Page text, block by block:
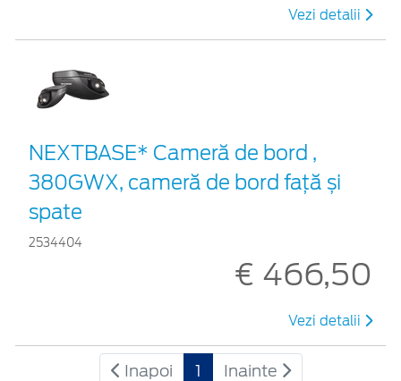
Vezi detalii
NEXTBASE* Cameră de bord ,
380GWX, cameră de bord față și
spate
2534404
€ 466,50
Vezi detalii
Inapoi 1 Inainte